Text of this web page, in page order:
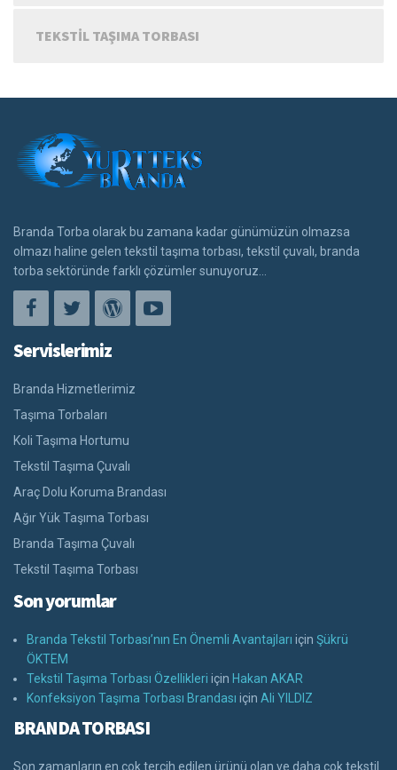
TEKSTIL TAŞIMA TORBASI
Branda Torba olarak bu zamana kadar günümüzün olmazsa
olmazı haline gelen tekstil taşıma torbası, tekstil çuvalı, branda
torba sektöründe farklı çözümler sunuyoruz...
Servislerimiz
Branda Hizmetlerimiz
Taşıma Torbaları
Koli Taşıma Hortumu
Tekstil Taşıma Çuvalı
Araç Dolu Koruma Brandası
Ağır Yük Taşıma Torbası
Branda Taşıma Çuvalı
Tekstil Taşıma Torbası
Son yorumlar
Branda Tekstil Torbası’nın En Önemli Avantajları için Şükrü
ÖKTEM
Tekstil Taşıma Torbası Özellikleri için Hakan AKAR
Konfeksiyon Taşıma Torbası Brandası için Ali YILDIZ
BRANDA TORBASI
Son zamanların en çok tercih edilen ürünü olan ve daha çok tekstil